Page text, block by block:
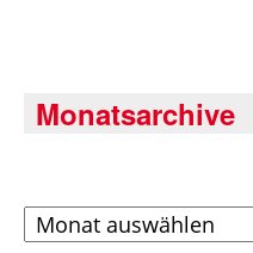
Monatsarchive
Archiv